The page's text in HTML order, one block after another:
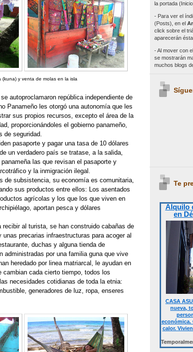
(kuna) y venta de molas en la isla
autoproclamaron república independiente de
Panameño les otorgó una autonomía que les
sus propios recursos, excepto el área de la
proporcionándoles el gobierno panameño,
de seguridad.
pasaporte y pagar una tasa de 10 dólares
un verdadero país se tratase, a la salida,
las que revisan el pasaporte y
y la inmigración ilegal.
de subsistencia, su economía es comunitaria,
sus productos entre ellos: Los asentados
agrícolas y los que los que viven en
aportan pesca y dólares
recibir al turista, se han construido cabañas de
precarias infraestructuras para acoger al
duchas y alguna tienda de
administradas por una familia guna que vive
heredado por linea matriarcal, le ayudan en
cambian cada cierto tiempo, todos los
necesidades cotidianas de toda la etnia:
generadores de luz, ropa, enseres
la portada
- Para ver el
(Posts), en el
click sobre el
aparecerán
- Al mover con
se mostrarán
muchos blogs
Te
Alquilo
en
CASA
nueva,
económica.
calor.
Desde 700 € quincena casa completa.Temporalmente NO